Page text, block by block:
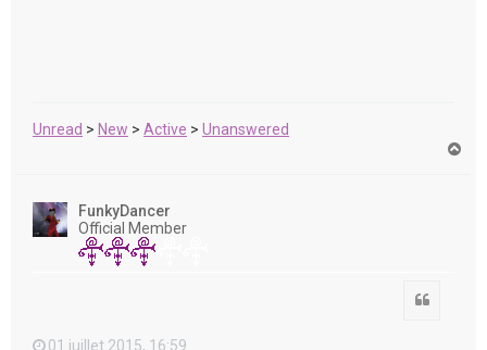
Unread > New > Active > Unanswered
FunkyDancer
Official Member
01 juillet 2015, 16:59